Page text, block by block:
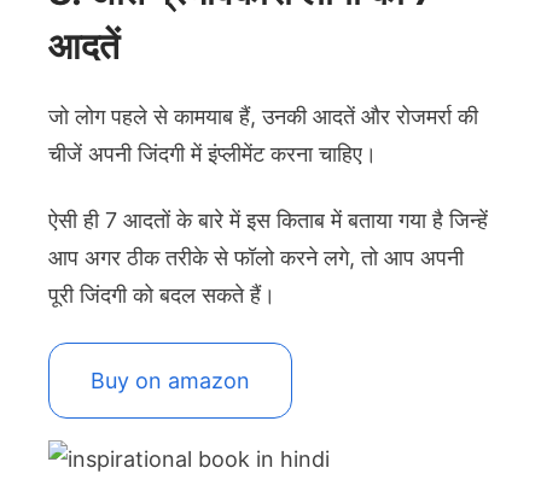
आदतें
जो लोग पहले से कामयाब हैं, उनकी आदतें और रोजमर्रा की
चीजें अपनी जिंदगी में इंप्लीमेंट करना चाहिए।
ऐसी ही 7 आदतों के बारे में इस किताब में बताया गया है जिन्हें
आप अगर ठीक तरीके से फॉलो करने लगे, तो आप अपनी
पूरी जिंदगी को बदल सकते हैं।
Buy on amazon